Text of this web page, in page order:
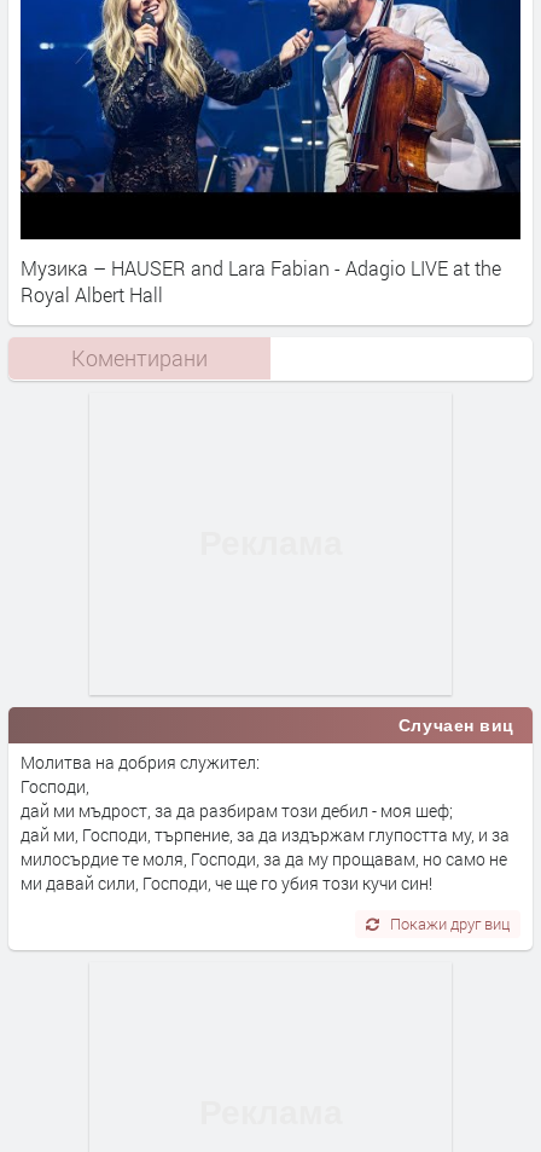
Музика – HAUSER and Lara Fabian - Adagio LIVE at the
Royal Albert Hall
Коментирани
Случаен виц
Молитва на добрия служител:
Господи,
дай ми мъдрост, за да разбирам този дебил - моя шеф;
дай ми, Господи, търпение, за да издържам глупостта му, и за
милосърдие те моля, Господи, за да му прощавам, но само не
ми давай сили, Господи, че ще го убия този кучи син!
Покажи друг виц